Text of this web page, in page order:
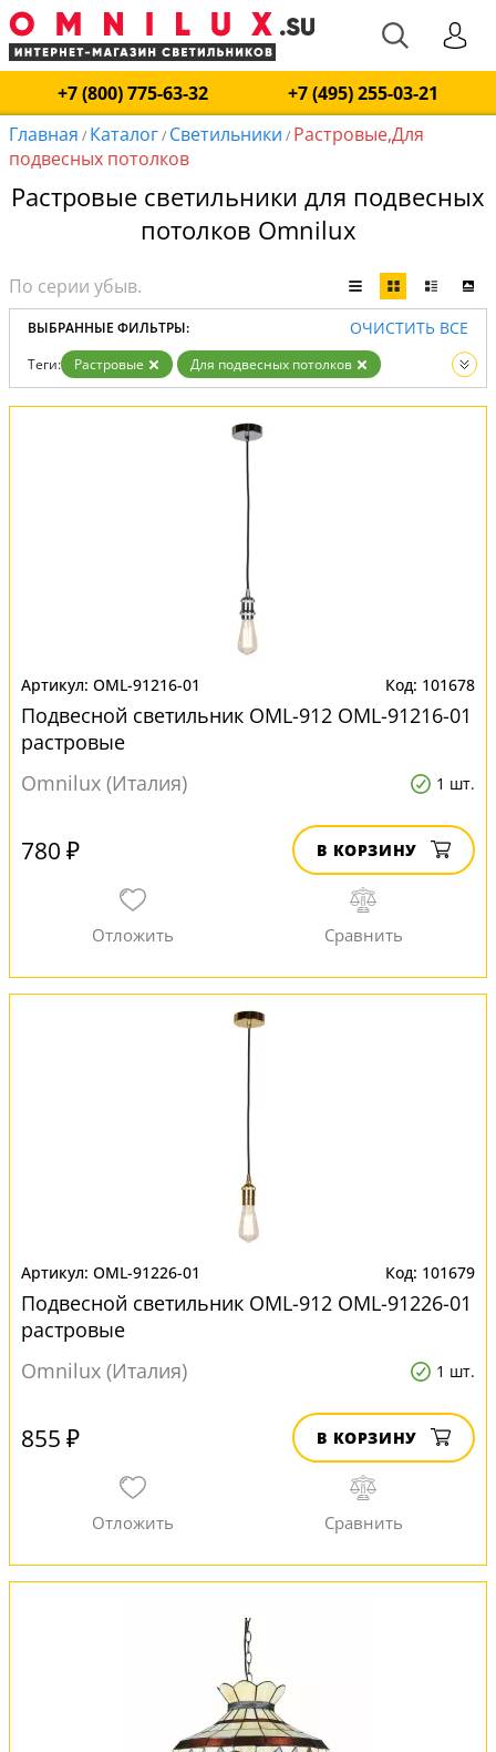
+7 (800) 775-63-32
+7 (495) 255-03-21
Главная / Каталог/ Светильники / Растровые,Для
подвесных потолков
Растровые светильники для подвесных
потолков Omnilux
ВЫБРАННЫЕ ФИЛЬТРЫ: ОЧИСТИТЬ ВСЕ
Теги: Растровые
Для подвесных потолков
Вид:
Светильники
OML-91216-01 101678
Подвесной светильник OML-912 OML-91216-01
растровые
Omnilux (Италия)
1 шт.
780 ₽ В КОРЗИНУ
OML-91226-01 101679
Подвесной светильник OML-912 OML-91226-01
растровые
Omnilux (Италия)
1 шт.
855 ₽ В КОРЗИНУ